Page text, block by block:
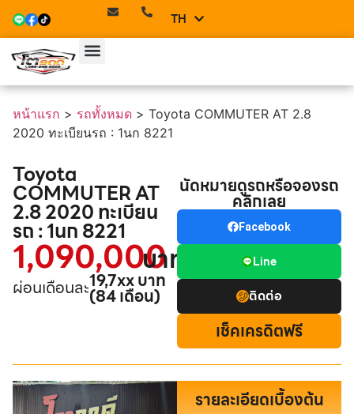
TH
EN
หน้าแรก > รถทั้งหมด > Toyota COMMUTER AT 2.8
2020 ทะเบียนรถ : 1นก 8221
Toyota
COMMUTER AT
2.8 2020 ทะเบียน
รถ : 1นก 8221
1,090,000
บาท
ผ่อนเดือนละ19,7xx บาท
(84 เดือน)
นัดหมายดูรถหรือจองรถ
คลิกเลย
Facebook
Line
ติดต่อ
เช็คเครดิตฟรี
รายละเอียดเบื้องต้น